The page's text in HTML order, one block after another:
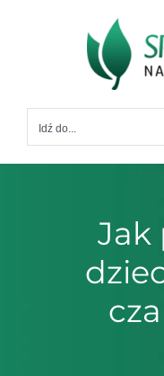
Idź do...
Jak